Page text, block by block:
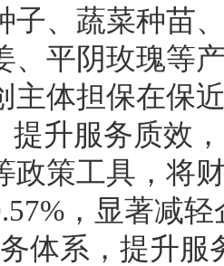
子、蔬菜种苗
、平阴玫瑰等
主体担保在保
提升服务质效
政策工具，将
，显著减
体系，提升